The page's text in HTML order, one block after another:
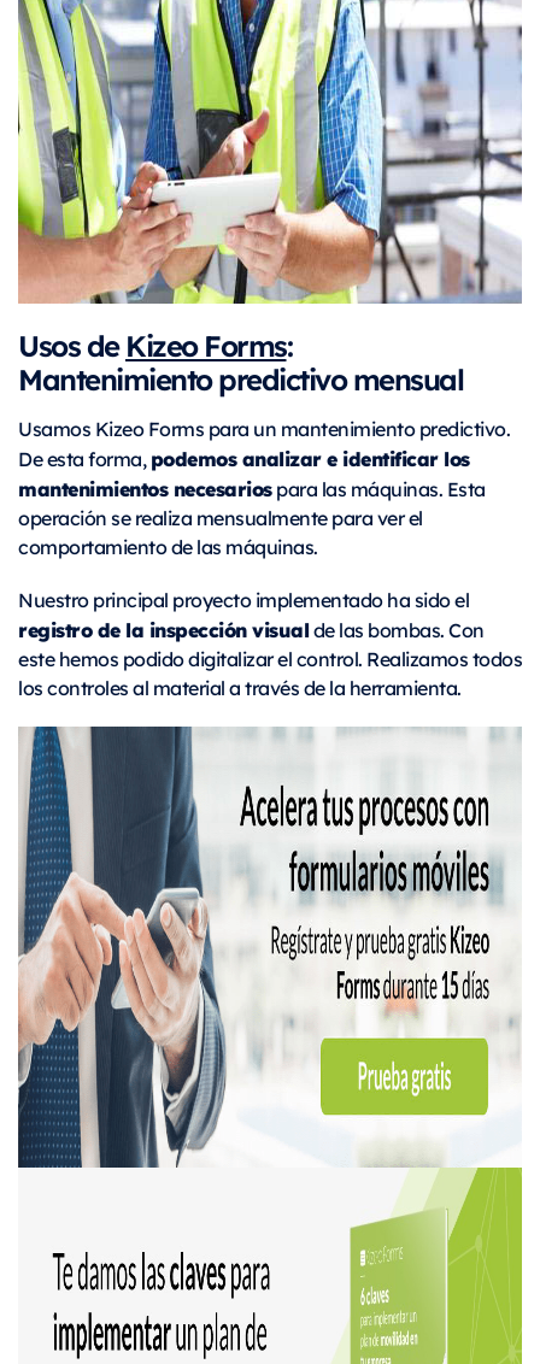
Usos deKizeo Forms:
Mantenimiento predictivo mensual
Usamos Kizeo Forms para un mantenimiento predictivo.
De esta forma, podemos analizar e identificar los
mantenimientos necesariospara las máquinas. Esta
operación se realiza mensualmente para ver el
comportamiento de las máquinas.
Nuestro principal proyecto implementado ha sido el
registro de la inspección visualde las bombas. Con
este hemos podido digitalizar el control. Realizamos todos
los controles al material a través de la herramienta.